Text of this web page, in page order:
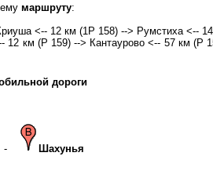
маршруту:
<-- 12 км (1Р 158) --> Румстиха <--
км (Р 159) --> Кантаурово <-- 57 км (Р
дороги
Шахунья